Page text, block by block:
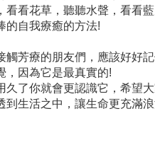
看看花草，聽聽水聲，看看
的自我療癒的方法!
觸芳療的朋友們，應該好好
，因為它是最真實的!
久了你就會更認識它，希望
到生活之中，讓生命更充滿